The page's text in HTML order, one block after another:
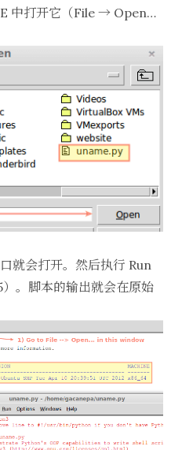
中打开它（File → Open…
就会打开。然后执行 Run
。脚本的输出就会在原始